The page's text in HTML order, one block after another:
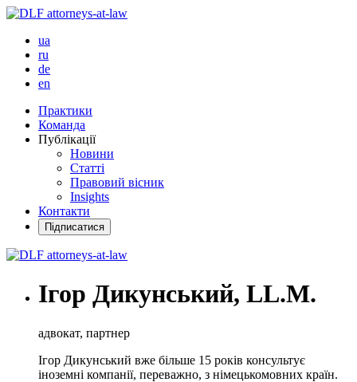
ua
ru
de
en
Практики
Команда
Публікації
Новини
Статті
Правовий вісник
Insights
Контакти
Підписатися
Ігор Дикунський, LL.M.
адвокат, партнер
Ігор Дикунський вже більше 15 років консультує
іноземні компанії, переважно, з німецькомовних країн.